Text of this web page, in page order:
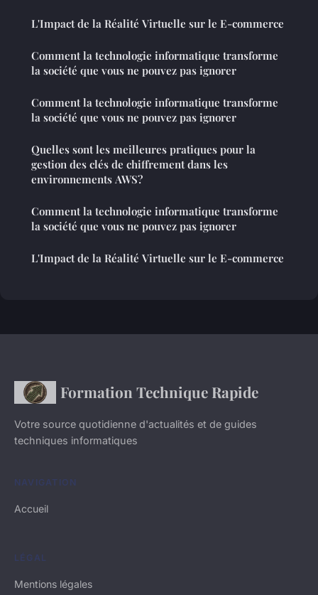
L'Impact de la Réalité Virtuelle sur le E-commerce
Comment la technologie informatique transforme
la société que vous ne pouvez pas ignorer
Comment la technologie informatique transforme
la société que vous ne pouvez pas ignorer
Quelles sont les meilleures pratiques pour la
gestion des clés de chiffrement dans les
environnements AWS?
Comment la technologie informatique transforme
la société que vous ne pouvez pas ignorer
L'Impact de la Réalité Virtuelle sur le E-commerce
Formation Technique Rapide
Votre source quotidienne d'actualités et de guides
techniques informatiques
NAVIGATION
Accueil
LÉGAL
Mentions légales